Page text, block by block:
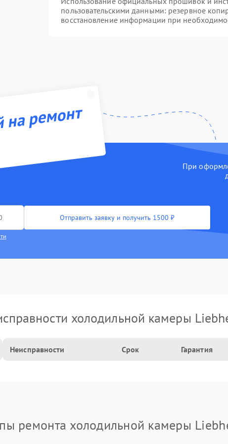
пользовательскими данными: резервное
восстановление информации при
ремонт
При
Отправить заявку и получить 1500 ₽
холодильной камеры
Неисправности Срок Гарантия
ремонта холодильной камеры